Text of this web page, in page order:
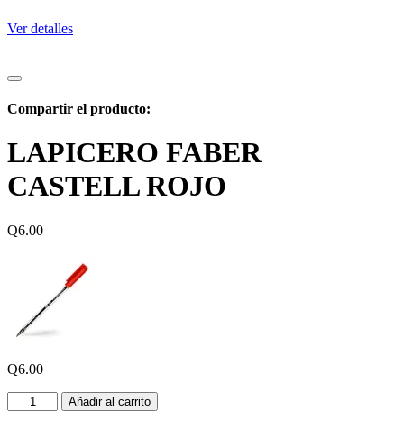
Ver detalles
Compartir el producto:
LAPICERO FABER
CASTELL ROJO
Q6.00
Q6.00
LAPICERO
FABER
Añadir al carrito